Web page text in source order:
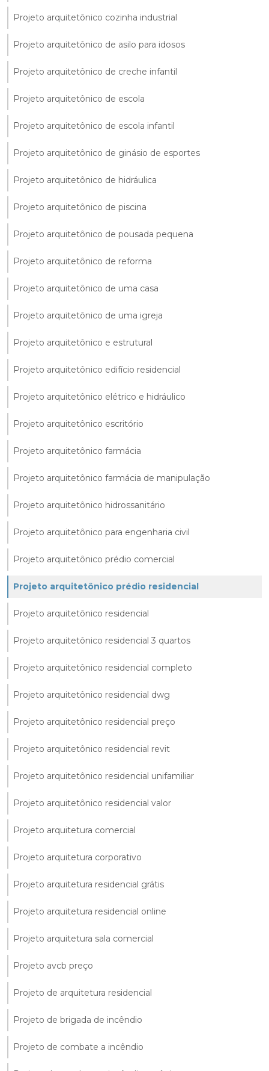
Projeto arquitetônico cozinha industrial
Projeto arquitetônico de asilo para idosos
Projeto arquitetônico de creche infantil
Projeto arquitetônico de escola
Projeto arquitetônico de escola infantil
Projeto arquitetônico de ginásio de esportes
Projeto arquitetônico de hidráulica
Projeto arquitetônico de piscina
Projeto arquitetônico de pousada pequena
Projeto arquitetônico de reforma
Projeto arquitetônico de uma casa
Projeto arquitetônico de uma igreja
Projeto arquitetônico e estrutural
Projeto arquitetônico edifício residencial
Projeto arquitetônico elétrico e hidráulico
Projeto arquitetônico escritório
Projeto arquitetônico farmácia
Projeto arquitetônico farmácia de manipulação
Projeto arquitetônico hidrossanitário
Projeto arquitetônico para engenharia civil
Projeto arquitetônico prédio comercial
Projeto arquitetônico prédio residencial
Projeto arquitetônico residencial
Projeto arquitetônico residencial 3 quartos
Projeto arquitetônico residencial completo
Projeto arquitetônico residencial dwg
Projeto arquitetônico residencial preço
Projeto arquitetônico residencial revit
Projeto arquitetônico residencial unifamiliar
Projeto arquitetônico residencial valor
Projeto arquitetura comercial
Projeto arquitetura corporativo
Projeto arquitetura residencial grátis
Projeto arquitetura residencial online
Projeto arquitetura sala comercial
Projeto avcb preço
Projeto de arquitetura residencial
Projeto de brigada de incêndio
Projeto de combate a incêndio